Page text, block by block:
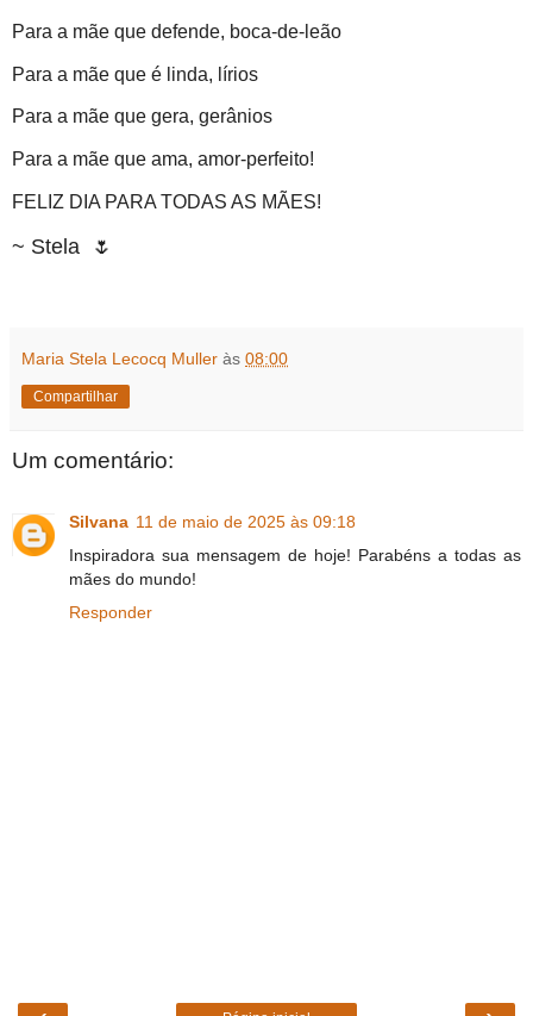
Para a mãe que defende, boca-de-leão
Para a mãe que é linda, lírios
Para a mãe que gera, gerânios
Para a mãe que ama, amor-perfeito!
FELIZ DIA PARA TODAS AS MÃES!
~ Stela 🌷
Maria Stela Lecocq Muller às 08:00
Compartilhar
Um comentário:
Silvana 11 de maio de 2025 às 09:18
Inspiradora sua mensagem de hoje! Parabéns a todas as
mães do mundo!
Responder